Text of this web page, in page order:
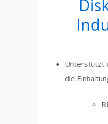
Unterstützt
die